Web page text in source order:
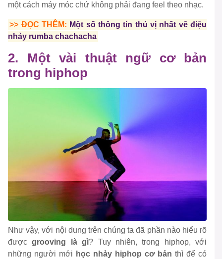
một cách máy móc chứ không phải đang feel theo nhạc.
>> ĐỌC THÊM: Một số thông tin thú vị nhất về điệu
nhảy rumba chachacha
2. Một vài thuật ngữ cơ bản
trong hiphop
Như vậy, với nội dung trên chúng ta đã phần nào hiểu rõ
đượcgrooving là gì? Tuy nhiên, trong hiphop, với
những người mới học nhảy hiphop cơ bản thì để có